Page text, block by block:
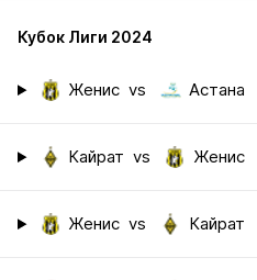
Кубок Лиги 2024
Женис vs Астана
Кайрат vs Женис
Женис vs Кайрат